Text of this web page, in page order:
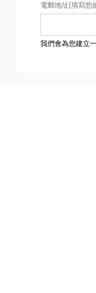
電郵地址(填寫您
我們會為您建立